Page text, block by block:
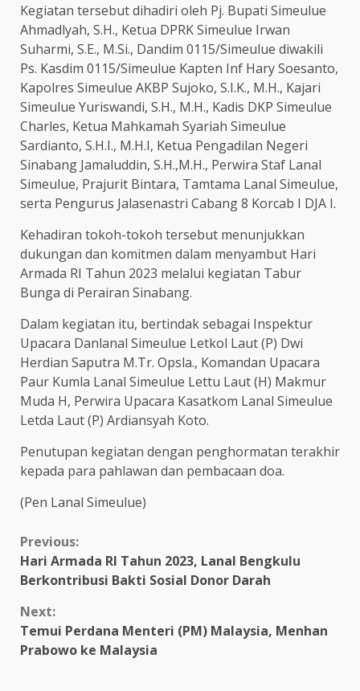
Kegiatan tersebut dihadiri oleh Pj. Bupati Simeulue
Ahmadlyah, S.H., Ketua DPRK Simeulue Irwan
Suharmi, S.E., M.Si., Dandim 0115/Simeulue diwakili
Ps. Kasdim 0115/Simeulue Kapten Inf Hary Soesanto,
Kapolres Simeulue AKBP Sujoko, S.I.K., M.H., Kajari
Simeulue Yuriswandi, S.H., M.H., Kadis DKP Simeulue
Charles, Ketua Mahkamah Syariah Simeulue
Sardianto, S.H.I., M.H.I, Ketua Pengadilan Negeri
Sinabang Jamaluddin, S.H.,M.H., Perwira Staf Lanal
Simeulue, Prajurit Bintara, Tamtama Lanal Simeulue,
serta Pengurus Jalasenastri Cabang 8 Korcab I DJA I.
Kehadiran tokoh-tokoh tersebut menunjukkan
dukungan dan komitmen dalam menyambut Hari
Armada RI Tahun 2023 melalui kegiatan Tabur
Bunga di Perairan Sinabang.
Dalam kegiatan itu, bertindak sebagai Inspektur
Upacara Danlanal Simeulue Letkol Laut (P) Dwi
Herdian Saputra M.Tr. Opsla., Komandan Upacara
Paur Kumla Lanal Simeulue Lettu Laut (H) Makmur
Muda H, Perwira Upacara Kasatkom Lanal Simeulue
Letda Laut (P) Ardiansyah Koto.
Penutupan kegiatan dengan penghormatan terakhir
kepada para pahlawan dan pembacaan doa.
(Pen Lanal Simeulue)
Continue
Reading
Previous:
Hari Armada RI Tahun 2023, Lanal Bengkulu
Berkontribusi Bakti Sosial Donor Darah
Next:
Temui Perdana Menteri (PM) Malaysia, Menhan
Prabowo ke Malaysia